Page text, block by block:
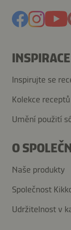
INSPIRACE
Inspirujte se
Kolekce receptů
Umění použití
O
Naše produkty
Společnost
Udržitelnost v